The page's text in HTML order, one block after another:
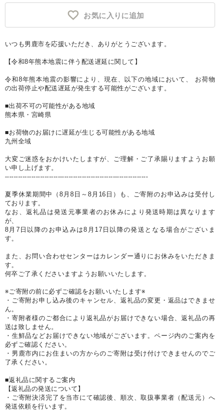
お気に入りに追加
いつも男鹿市を応援いただき、ありがとうございます。
【令和8年熊本地震に伴う配送遅延に関して】
令和8年熊本地震の影響により、現在、以下の地域において、 お荷物
の出荷停止や配送遅延が発生する可能性がございます。
■出荷不可の可能性がある地域
熊本県・宮崎県
■お荷物のお届けに遅延が生じる可能性がある地域
九州全域
大変ご迷惑をおかけいたしますが、ご理解・ご了承賜りますようお願
い申し上げます。
-----------------------------------------------------------------
夏季休業期間中（8月8日～8月16日）も、ご寄附のお申込みは受付し
ております。
なお、返礼品は発送元事業者のお休みにより発送時期は異なります
が、
8月7日以降のお申込みは8月17日以降の発送となる場合がございま
す。
また、お問い合わせセンターはカレンダー通りにお休みをいただきま
す。
何卒ご了承くださいますようお願いいたします。
※ご寄附の前に必ずご確認をお願いいたします※
・ご寄附お申し込み後のキャンセル、返礼品の変更・返品はできませ
ん。
・寄附者様のご都合により返礼品がお届けできない場合、返礼品の再
送は致しません。
・生鮮品などお届けできない地域がございます。ページ内のご案内を
必ずご確認ください。
・男鹿市内にお住まいの方からのご寄附は受け付けできませんのでご
了承ください。
■返礼品に関するご案内
【返礼品の発送について】
・ご寄附決済完了を当市にて確認後、順次、取扱事業者（配送元）へ
発送依頼を行います。